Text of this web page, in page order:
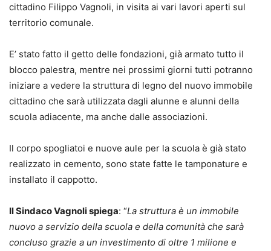
cittadino Filippo Vagnoli, in visita ai vari lavori aperti sul
territorio comunale.
E’ stato fatto il getto delle fondazioni, già armato tutto il
blocco palestra, mentre nei prossimi giorni tutti potranno
iniziare a vedere la struttura di legno del nuovo immobile
cittadino che sarà utilizzata dagli alunne e alunni della
scuola adiacente, ma anche dalle associazioni.
Il corpo spogliatoi e nuove aule per la scuola è già stato
realizzato in cemento, sono state fatte le tamponature e
installato il cappotto.
Il Sindaco Vagnoli spiega: “La struttura è un immobile
nuovo a servizio della scuola e della comunità che sarà
concluso grazie a un investimento di oltre 1 milione e